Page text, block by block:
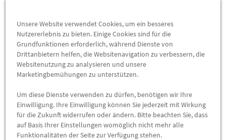
Preis inkl.19%MwSt.
Versandkostenfrei
Abholung
Preis inkl. 19%MwSt.
Abholbar andiesen Standorten
Unsere Website verwendet Cookies, um ein besseres
Nutzererlebnis zu bieten. Einige Cookies sind für die
Grundfunktionen erforderlich, während Dienste von
Drittanbietern helfen, die Websitenavigation zu verbessern, die
Websitenutzung zu analysieren und unsere
Marketingbemühungen zu unterstützen.
Um diese Dienste verwenden zu dürfen, benötigen wir Ihre
Einwilligung. Ihre Einwilligung können Sie jederzeit mit Wirkung
für die Zukunft widerrufen oder ändern. Bitte beachten Sie, dass
auf Basis Ihrer Einstellungen womöglich nicht mehr alle
Funktionalitäten der Seite zur Verfügung stehen.